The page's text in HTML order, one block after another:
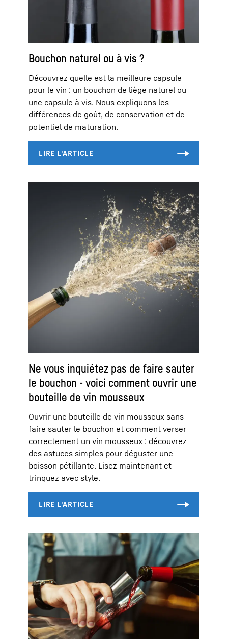
Bouchon naturel ou à vis ?
Découvrez quelle est la meilleure capsule
pour le vin : un bouchon de liège naturel ou
une capsule à vis. Nous expliquons les
différences de goût, de conservation et de
potentiel de maturation.
Ne vous inquiétez pas de faire sauter
le bouchon - voici comment ouvrir une
bouteille de vin mousseux
Ouvrir une bouteille de vin mousseux sans
faire sauter le bouchon et comment verser
correctement un vin mousseux : découvrez
des astuces simples pour déguster une
boisson pétillante. Lisez maintenant et
trinquez avec style.